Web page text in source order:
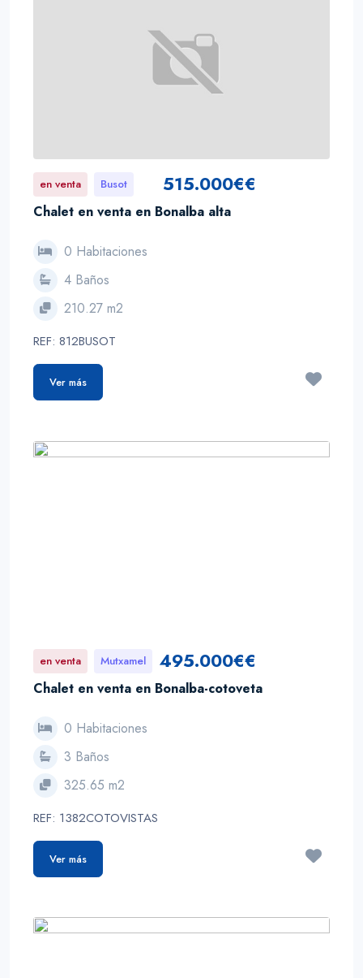
en venta Busot 515.000€€
Chalet en venta en Bonalba alta
0 Habitaciones
4 Baños
210.27 m2
REF: 812BUSOT
Ver más
en venta Mutxamel 495.000€€
Chalet en venta en Bonalba-cotoveta
0 Habitaciones
3 Baños
325.65 m2
REF: 1382COTOVISTAS
Ver más